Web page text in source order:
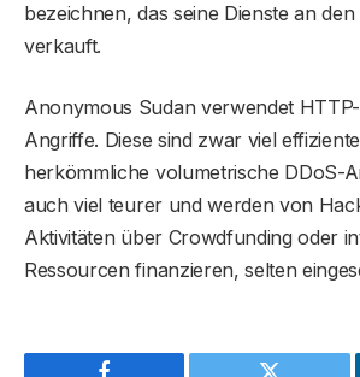
bezeichnen, das seine Dienste an
verkauft.
Anonymous Sudan verwendet
Angriffe. Diese sind zwar viel
herkömmliche volumetrische DDoS-
auch viel teurer und werden von
Aktivitäten über Crowdfunding oder
Ressourcen finanzieren, selten